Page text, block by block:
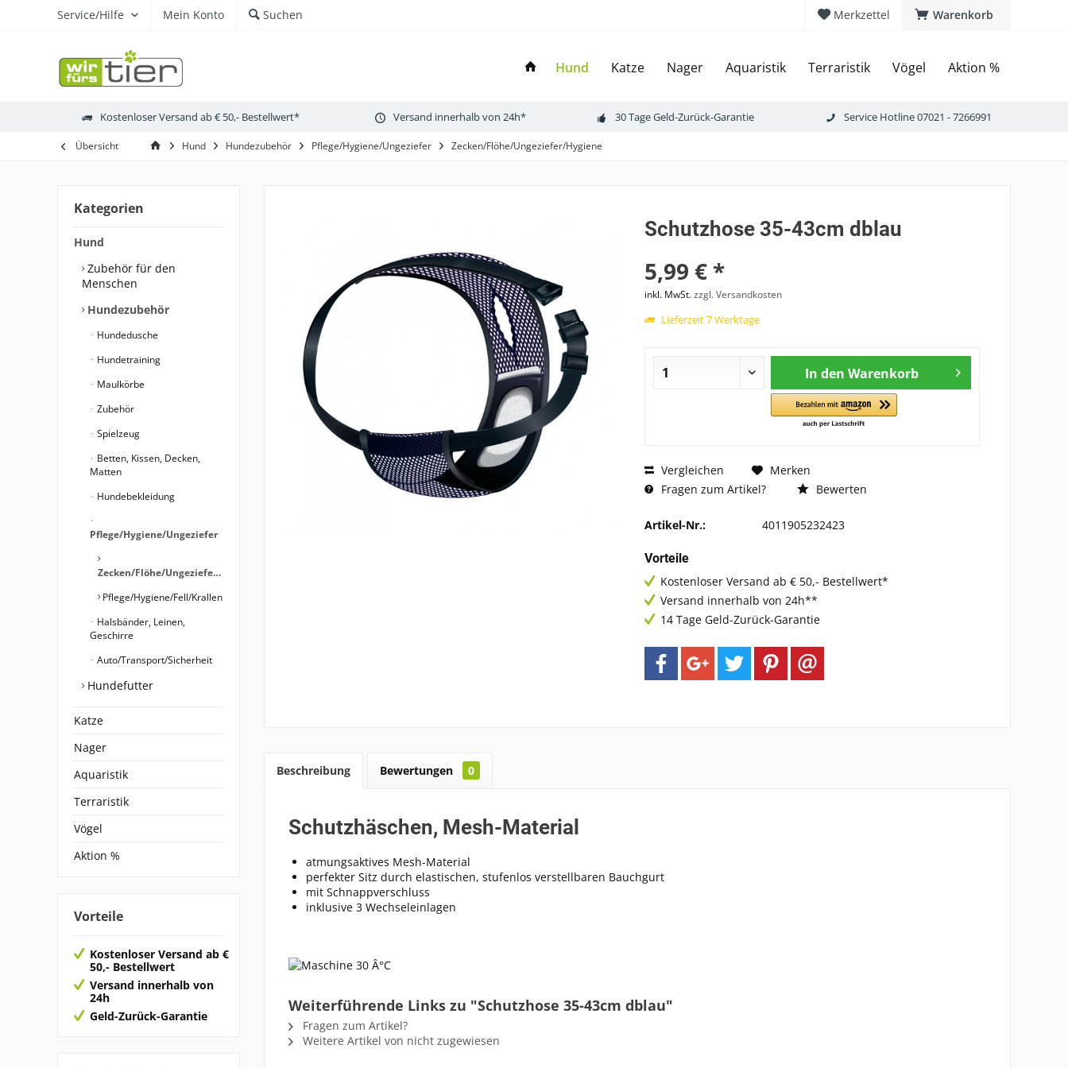
Warenkorb
Merkzettel
Service/Hilfe Mein Konto Suchen
Hund Katze Nager Aquaristik Terraristik Vögel Aktion %
Kostenloser Versand ab € 50,- Bestellwert* Versand innerhalb von 24h* 30 Tage Geld-Zurück-Garantie Service Hotline 07021 - 7266991
Übersicht Hund Hundezubehör Pflege/Hygiene/Ungeziefer Zecken/Flöhe/Ungeziefer/Hygiene
Kategorien
Hund
Zubehör für den
Menschen
Hundezubehör
Hundedusche
Hundetraining
Maulkörbe
Zubehör
Spielzeug
Betten, Kissen, Decken,
Matten
Hundebekleidung
Pflege/Hygiene/Ungeziefer
Zecken/Flöhe/Ungeziefer/Hygiene
Pflege/Hygiene/Fell/Krallen
Halsbänder, Leinen,
Geschirre
Auto/Transport/Sicherheit
Hundefutter
Katze
Nager
Aquaristik
Terraristik
Vögel
Aktion %
Vorteile
Kostenloser Versand ab €
50,- Bestellwert
Versand innerhalb von
24h
Geld-Zurück-Garantie
Schutzhose 35-43cm dblau
5,99 € *
inkl. MwSt.zzgl. Versandkosten
Lieferzeit 7 Werktage
In den Warenkorb
Vergleichen
Merken
Fragen zum Artikel?
Bewerten
Artikel-Nr.: 4011905232423
Vorteile
Kostenloser Versand ab € 50,- Bestellwert*
Versand innerhalb von 24h**
14 Tage Geld-Zurück-Garantie
Beschreibung Bewertungen 0
Schutzhäschen, Mesh-Material
atmungsaktives Mesh-Material
perfekter Sitz durch elastischen, stufenlos verstellbaren Bauchgurt
mit Schnappverschluss
inklusive 3 Wechseleinlagen
Weiterführende Links zu "Schutzhose 35-43cm dblau"
Fragen zum Artikel?
Weitere Artikel von nicht zugewiesen